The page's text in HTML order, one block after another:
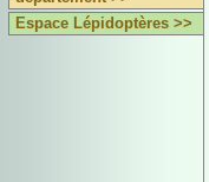
Espace Lépidoptères >>